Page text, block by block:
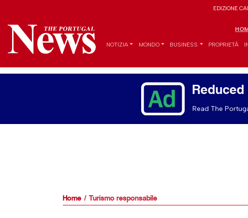
EDIZIONE
NOTIZIA MONDO BUSINESS PROPRIETÀ
Read The
Home Turismo responsabile